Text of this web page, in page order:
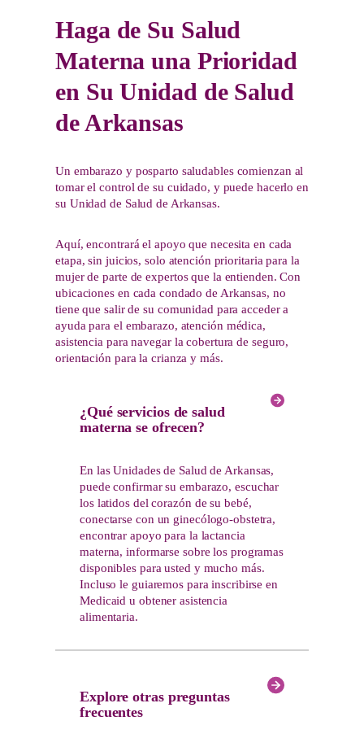
Haga de Su Salud
Materna una Prioridad
en Su Unidad de Salud
de Arkansas
Un embarazo y posparto saludables comienzan al
tomar el control de su cuidado, y puede hacerlo en
su Unidad de Salud de Arkansas.
Aquí, encontrará el apoyo que necesita en cada
etapa, sin juicios, solo atención prioritaria para la
mujer de parte de expertos que la entienden. Con
ubicaciones en cada condado de Arkansas, no
tiene que salir de su comunidad para acceder a
ayuda para el embarazo, atención médica,
asistencia para navegar la cobertura de seguro,
orientación para la crianza y más.
¿Qué servicios de salud
materna se ofrecen?
En las Unidades de Salud de Arkansas,
puede confirmar su embarazo, escuchar
los latidos del corazón de su bebé,
conectarse con un ginecólogo-obstetra,
encontrar apoyo para la lactancia
materna, informarse sobre los programas
disponibles para usted y mucho más.
Incluso le guiaremos para inscribirse en
Medicaid u obtener asistencia
alimentaria.
Explore otras preguntas
frecuentes